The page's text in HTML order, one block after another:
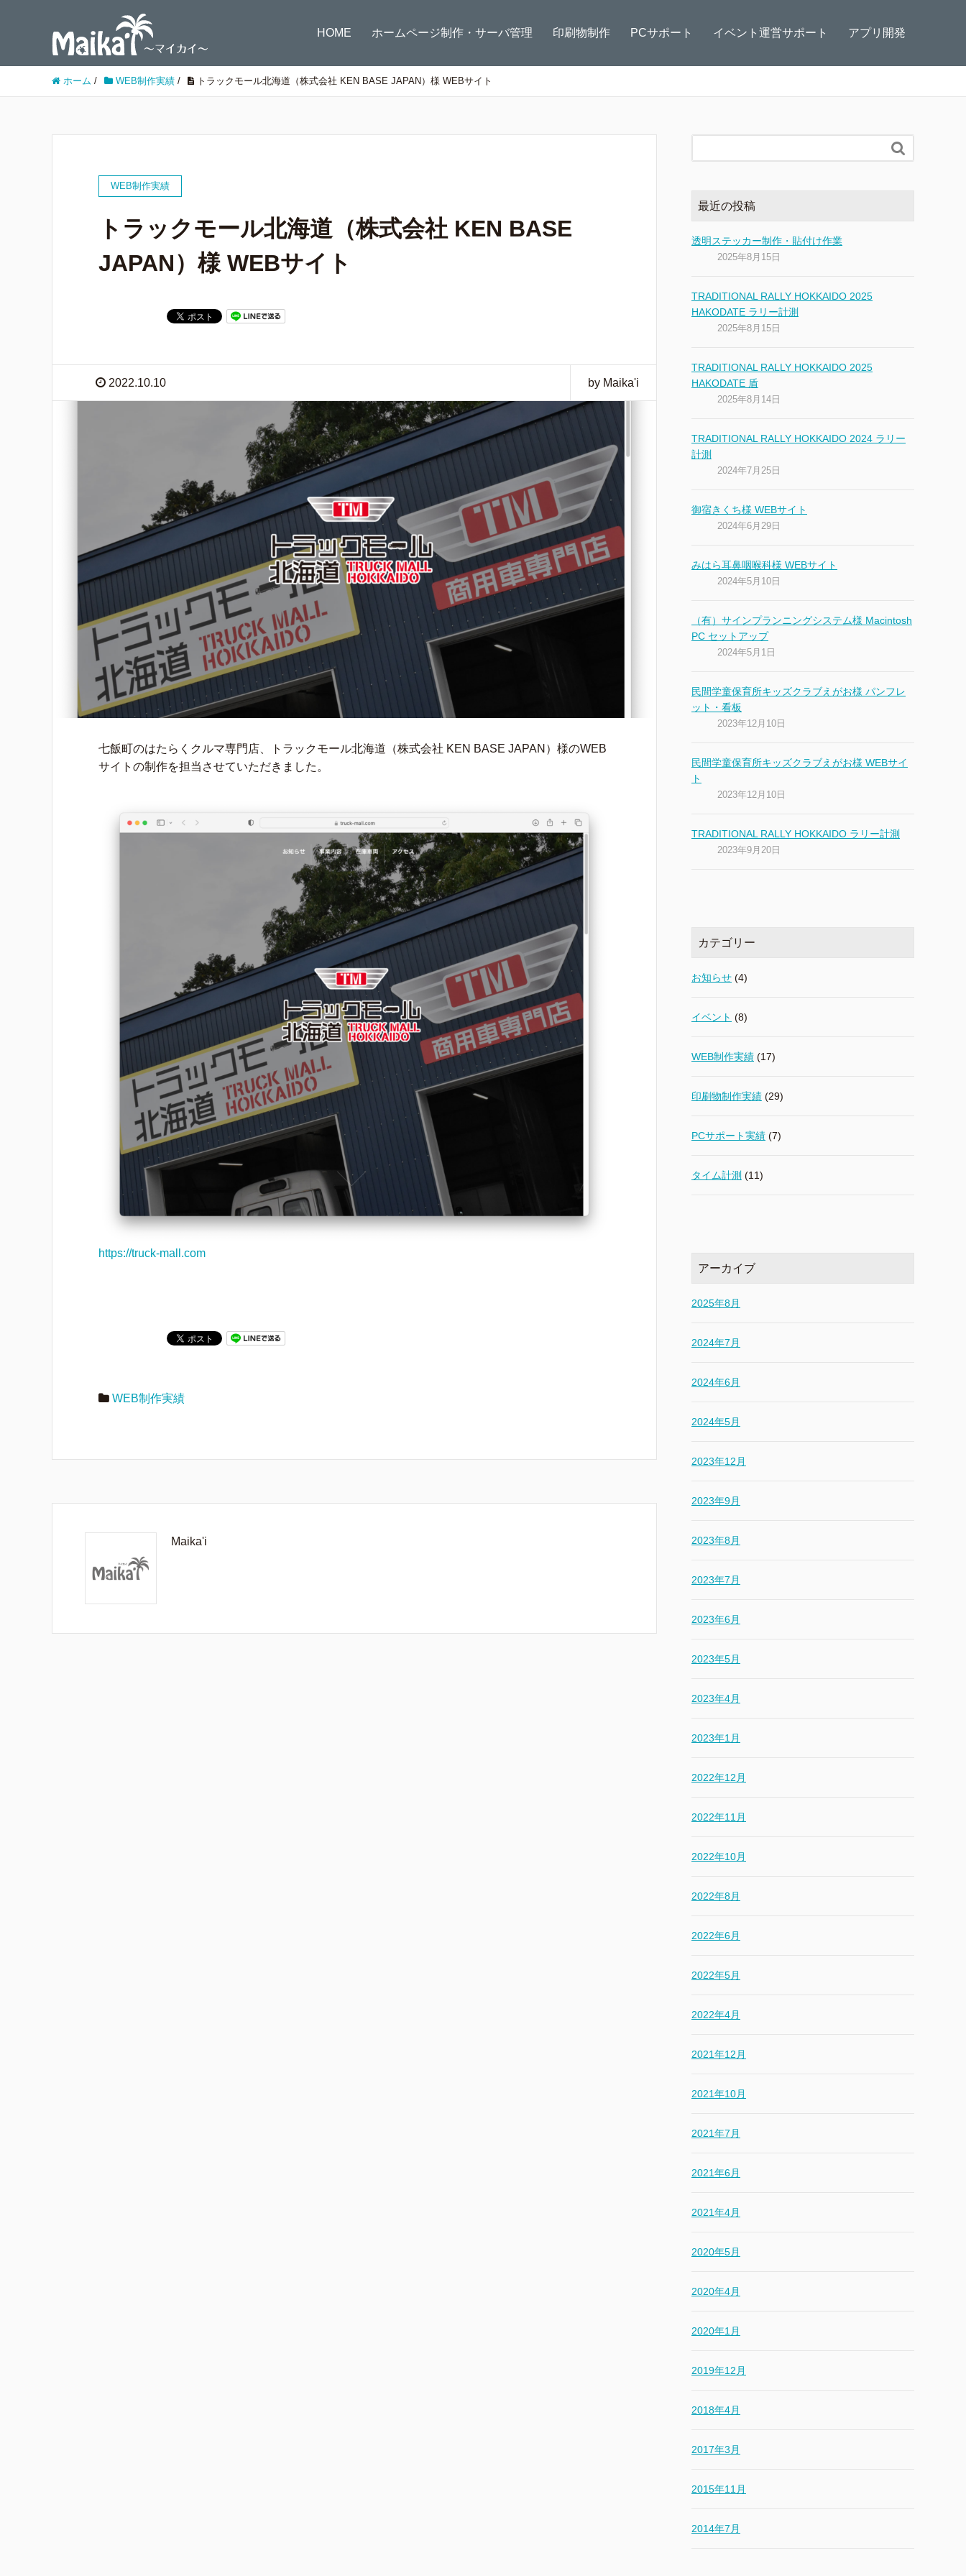
HOME ホームページ制作・サーバ管理 印刷物制作 PCサポート イベント運営サポート アプリ開発
ホーム / WEB制作実績 / トラックモール北海道（株式会社 KEN BASE JAPAN）様 WEBサイト
WEB制作実績
トラックモール北海道（株式会社 KEN BASE
JAPAN）様 WEBサイト
2022.10.10 by Maika'i
七飯町のはたらくクルマ専門店、トラックモール北海道（株式会社 KEN BASE JAPAN）様のWEB
サイトの制作を担当させていただきました。
https://truck-mall.com
WEB制作実績
Maika'i

最近の投稿
透明ステッカー制作・貼付け作業
2025年8月15日
TRADITIONAL RALLY HOKKAIDO 2025
HAKODATE ラリー計測
2025年8月15日
TRADITIONAL RALLY HOKKAIDO 2025
HAKODATE 盾
2025年8月14日
TRADITIONAL RALLY HOKKAIDO 2024 ラリー
計測
2024年7月25日
御宿きくち様 WEBサイト
2024年6月29日
みはら耳鼻咽喉科様 WEBサイト
2024年5月10日
（有）サインプランニングシステム様 Macintosh
PC セットアップ
2024年5月1日
民間学童保育所キッズクラブえがお様 パンフレ
ット・看板
2023年12月10日
民間学童保育所キッズクラブえがお様 WEBサイ
ト
2023年12月10日
TRADITIONAL RALLY HOKKAIDO ラリー計測
2023年9月20日
カテゴリー
お知らせ (4)
イベント (8)
WEB制作実績 (17)
印刷物制作実績 (29)
PCサポート実績 (7)
タイム計測 (11)
アーカイブ
2025年8月
2024年7月
2024年6月
2024年5月
2023年12月
2023年9月
2023年8月
2023年7月
2023年6月
2023年5月
2023年4月
2023年1月
2022年12月
2022年11月
2022年10月
2022年8月
2022年6月
2022年5月
2022年4月
2021年12月
2021年10月
2021年7月
2021年6月
2021年4月
2020年5月
2020年4月
2020年1月
2019年12月
2018年4月
2017年3月
2015年11月
2014年7月